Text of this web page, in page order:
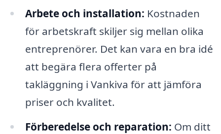
Arbete och installation: Kostnaden
för arbetskraft skiljer sig mellan olika
entreprenörer. Det kan vara en bra idé
att begära flera offerter på
takläggning i Vankiva för att jämföra
priser och kvalitet.
Förberedelse och reparation: Om ditt